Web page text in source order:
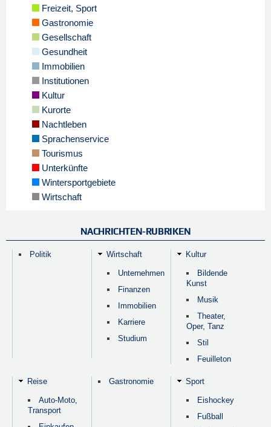
Freizeit, Sport
Gastronomie
Gesellschaft
Gesundheit
Immobilien
Institutionen
Kultur
Kurorte
Nachtleben
Sprachenservice
Tourismus
Unterkünfte
Wintersportgebiete
Wirtschaft
NACHRICHTEN-RUBRIKEN
Politik Wirtschaft
Unternehmen
Finanzen
Immobilien
Karriere
Studium
Kultur
Bildende
Kunst
Musik
Theater,
Oper, Tanz
Stil
Feuilleton
Reise
Auto-Moto,
Transport
Gastronomie Sport
Eishockey
Fußball